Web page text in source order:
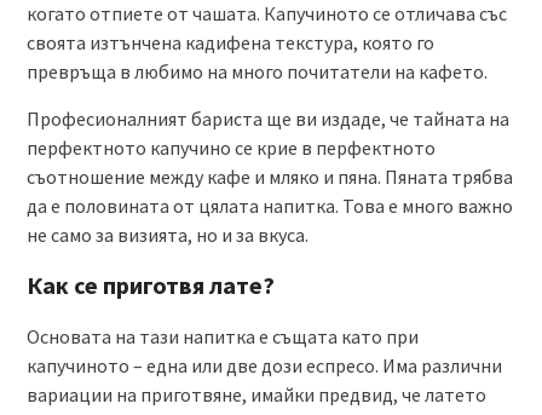
когато отпиете от чашата. Капучиното се отличава със
своята изтънчена кадифена текстура, която го
превръща в любимо на много почитатели на кафето.
Професионалният бариста ще ви издаде, че тайната на
перфектното капучино се крие в перфектното
съотношение между кафе и мляко и пяна. Пяната трябва
да е половината от цялата напитка. Това е много важно
не само за визията, но и за вкуса.
Как се приготвя лате?
Основата на тази напитка е същата като при
капучиното – една или две дози еспресо. Има различни
вариации на приготвяне, имайки предвид, че латето